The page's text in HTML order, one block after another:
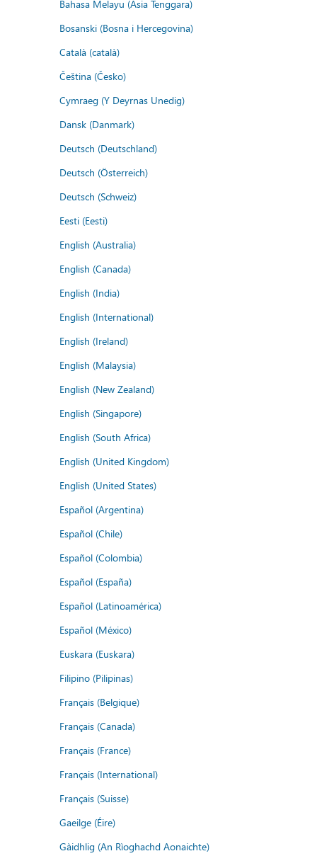
Bahasa Melayu (Asia Tenggara)
Bosanski (Bosna i Hercegovina)
Català (català)
Čeština (Česko)
Cymraeg (Y Deyrnas Unedig)
Dansk (Danmark)
Deutsch (Deutschland)
Deutsch (Österreich)
Deutsch (Schweiz)
Eesti (Eesti)
English (Australia)
English (Canada)
English (India)
English (International)
English (Ireland)
English (Malaysia)
English (New Zealand)
English (Singapore)
English (South Africa)
English (United Kingdom)
English (United States)
Español (Argentina)
Español (Chile)
Español (Colombia)
Español (España)
Español (Latinoamérica)
Español (México)
Euskara (Euskara)
Filipino (Pilipinas)
Français (Belgique)
Français (Canada)
Français (France)
Français (International)
Français (Suisse)
Gaeilge (Éire)
Gàidhlig (An Rìoghachd Aonaichte)